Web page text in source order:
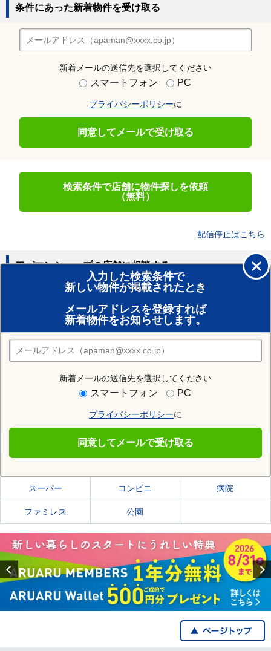
条件にあった新着物件を受け取る
新着メールの送信先を選択してください
スマートフォン PC
プライバシーポリシーに
同意してメールで受け取る
検索条件で店舗に物件探しを依頼
（無料）
配信停止はこちら
入力した検索条件で
新しい物件が掲載されたとき
メールアドレスを登録すれば
新着物件をお知らせします。
新着メールの送信先を選択してください
スマートフォン PC
プライバシーポリシーに
同意してメールで受け取る
アパマンショップの店舗に相談する
賃貸のプロがお部屋探し！
おまかせ物件リクエスト
住みたい街の店舗を探す
店舗検索
住む街研究所で下都賀郡壬生町の情報を見る
下都賀郡壬生町の施設一覧
スーパー コンビニ 病院
ファミレス 公園
Previous